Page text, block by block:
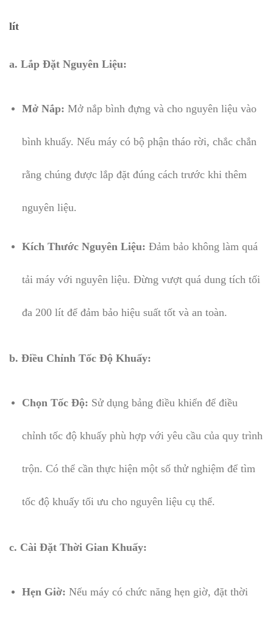
lít
a. Lắp Đặt Nguyên Liệu:
Mở Nắp: Mở nắp bình đựng và cho nguyên liệu vào
bình khuấy. Nếu máy có bộ phận tháo rời, chắc chắn
rằng chúng được lắp đặt đúng cách trước khi thêm
nguyên liệu.
Kích Thước Nguyên Liệu: Đảm bảo không làm quá
tải máy với nguyên liệu. Đừng vượt quá dung tích tối
đa 200 lít để đảm bảo hiệu suất tốt và an toàn.
b. Điều Chỉnh Tốc Độ Khuấy:
Chọn Tốc Độ: Sử dụng bảng điều khiển để điều
chỉnh tốc độ khuấy phù hợp với yêu cầu của quy trình
trộn. Có thể cần thực hiện một số thử nghiệm để tìm
tốc độ khuấy tối ưu cho nguyên liệu cụ thể.
c. Cài Đặt Thời Gian Khuấy:
Hẹn Giờ: Nếu máy có chức năng hẹn giờ, đặt thời